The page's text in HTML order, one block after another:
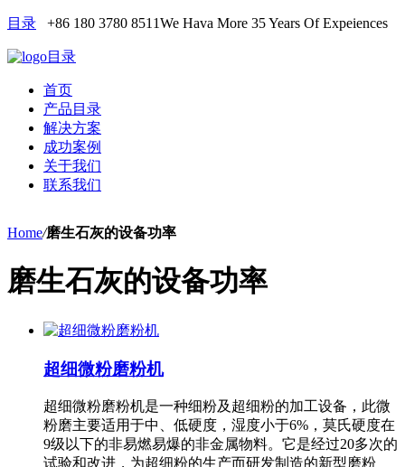
目录 +86 180 3780 8511We Hava More 35 Years Of Expeiences
目录
首页
产品目录
解决方案
成功案例
关于我们
联系我们
Home/磨生石灰的设备功率
磨生石灰的设备功率
超细微粉磨粉机
超细微粉磨粉机是一种细粉及超细粉的加工设备，此微
粉磨主要适用于中、低硬度，湿度小于6%，莫氏硬度在
9级以下的非易燃易爆的非金属物料。它是经过20多次的
试验和改进，为超细粉的生产而研发制造的新型磨粉